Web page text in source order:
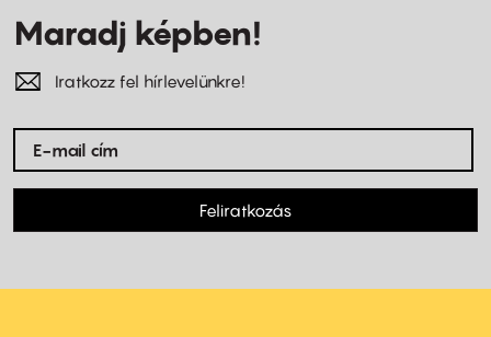
Maradj képben!
Iratkozz fel hírlevelünkre!
Feliratkozás